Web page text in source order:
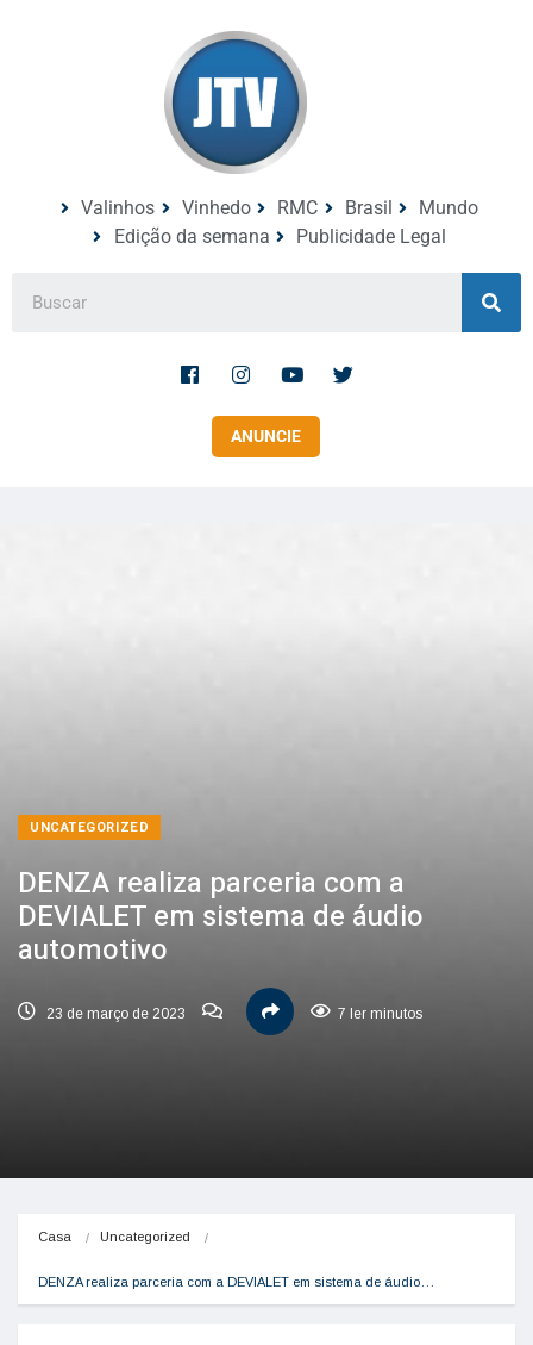
Valinhos Vinhedo RMC Brasil
Mundo
Edição da semana
Publicidade Legal
ANUNCIE
UNCATEGORIZED
DENZA realiza parceria com a
DEVIALET em sistema de áudio
automotivo
23 de março de 2023 7 ler minutos
Casa Uncategorized
DENZA realiza parceria com a DEVIALET em sistema de áudio…